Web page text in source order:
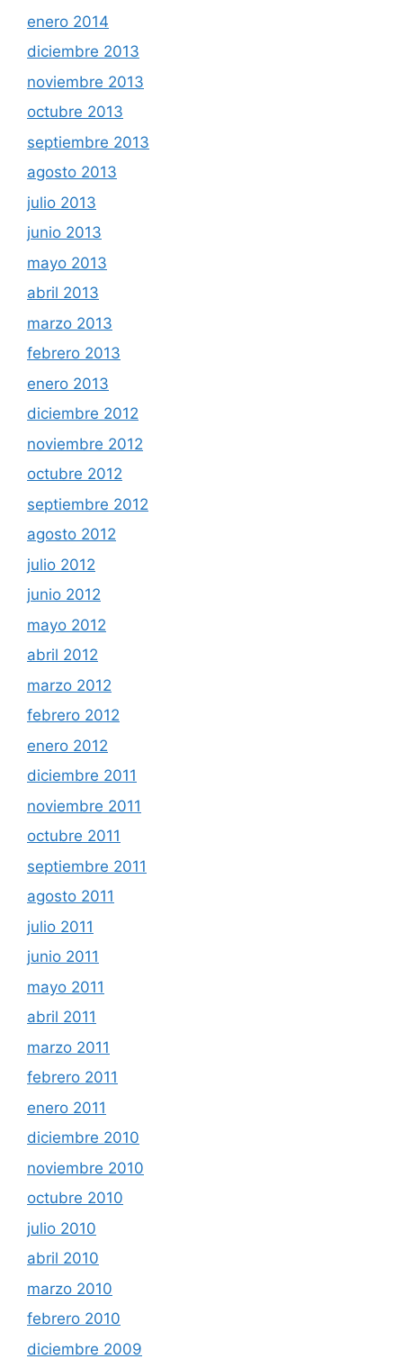
enero 2014
diciembre 2013
noviembre 2013
octubre 2013
septiembre 2013
agosto 2013
julio 2013
junio 2013
mayo 2013
abril 2013
marzo 2013
febrero 2013
enero 2013
diciembre 2012
noviembre 2012
octubre 2012
septiembre 2012
agosto 2012
julio 2012
junio 2012
mayo 2012
abril 2012
marzo 2012
febrero 2012
enero 2012
diciembre 2011
noviembre 2011
octubre 2011
septiembre 2011
agosto 2011
julio 2011
junio 2011
mayo 2011
abril 2011
marzo 2011
febrero 2011
enero 2011
diciembre 2010
noviembre 2010
octubre 2010
julio 2010
abril 2010
marzo 2010
febrero 2010
diciembre 2009